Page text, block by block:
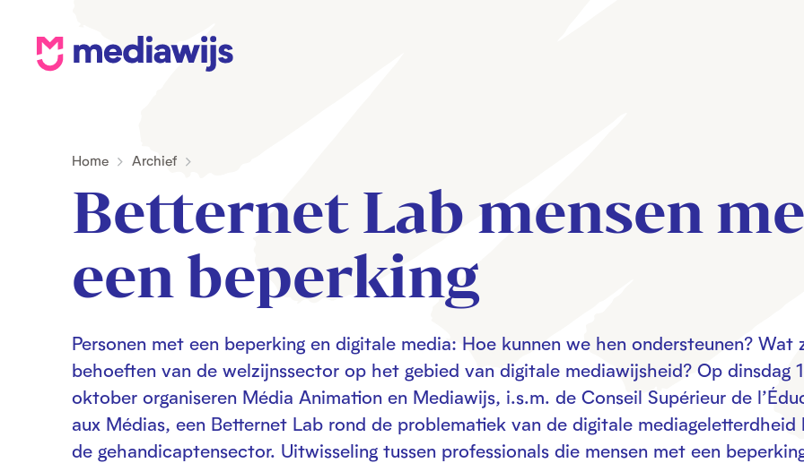
M
s
Home Archief
Betternet Lab mensen
een beperking
Personen met een beperking en digitale media: Hoe kunnen we hen ondersteunen? Wat
behoeften van de welzijnssector op het gebied van digitale mediawijsheid? Op dinsdag
oktober organiseren Média Animation en Mediawijs, i.s.m. de Conseil Supérieur de
aux Médias, een Betternet Lab rond de problematiek van de digitale mediageletterdheid
de gehandicaptensector. Uitwisseling tussen professionals die mensen met een